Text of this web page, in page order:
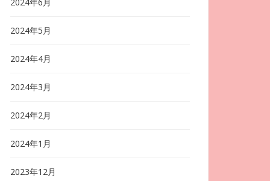
2024年5月
2024年4月
2024年3月
2024年2月
2024年1月
2023年12月